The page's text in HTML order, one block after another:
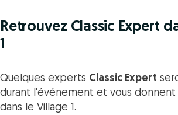
Retrouvez Classic Expert
1
Quelques experts Classic Expert
durant l'événement et vous donnent
dans le Village 1.